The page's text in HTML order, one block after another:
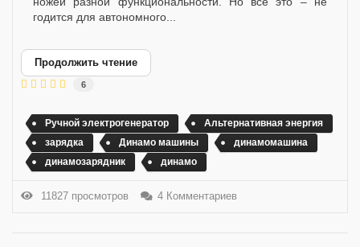
годится для автономного...
Продолжить чтение
6
Ручной электрогенератор
Альтернативная энергия
зарядка
Динамо машины
динамомашина
динамозарядник
динамо
11827 просмотров 4 Комментариев